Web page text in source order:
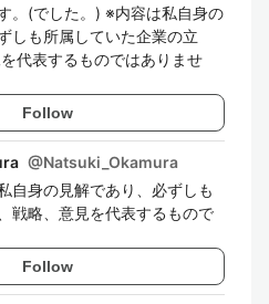
。(でした。) ※内容は私自身の
しも所属していた企業の立
代表するものではありませ
Follow
@Natsuki_Okamura
自身の見解であり、必ずしも
戦略、意見を代表するもので
Follow